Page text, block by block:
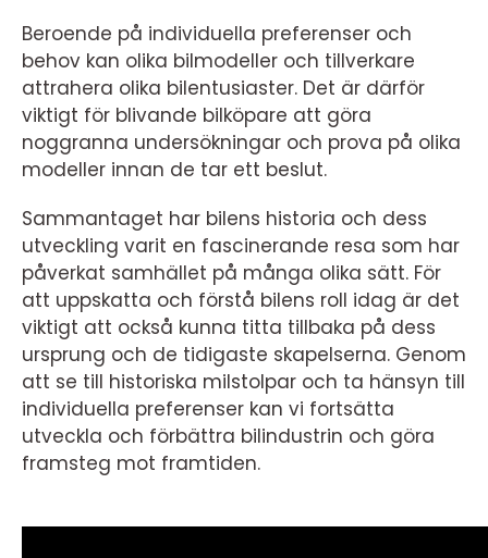
Beroende på individuella preferenser och
behov kan olika bilmodeller och tillverkare
attrahera olika bilentusiaster. Det är därför
viktigt för blivande bilköpare att göra
noggranna undersökningar och prova på olika
modeller innan de tar ett beslut.
Sammantaget har bilens historia och dess
utveckling varit en fascinerande resa som har
påverkat samhället på många olika sätt. För
att uppskatta och förstå bilens roll idag är det
viktigt att också kunna titta tillbaka på dess
ursprung och de tidigaste skapelserna. Genom
att se till historiska milstolpar och ta hänsyn till
individuella preferenser kan vi fortsätta
utveckla och förbättra bilindustrin och göra
framsteg mot framtiden.